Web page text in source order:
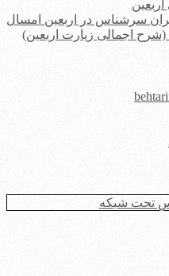
اربعین
(شرح اجمالی زیارت اربعین)
تحت شبکه